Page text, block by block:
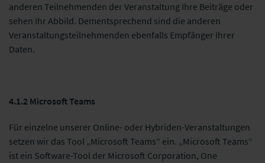
anderen Teilnehmenden der Veranstaltung Ihre Beiträge oder
sehen Ihr Abbild. Dementsprechend sind die anderen
Veranstaltungsteilnehmenden ebenfalls Empfänger Ihrer
Daten.
4.1.2 Microsoft Teams
Für einzelne unserer Online- oder Hybriden-Veranstaltungen
setzen wir das Tool „Microsoft Teams“ ein. „Microsoft Teams“
ist ein Software-Tool der Microsoft Corporation, One